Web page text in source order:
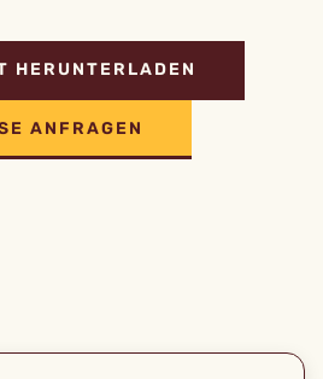
HERUNTERLADEN
ANFRAGEN